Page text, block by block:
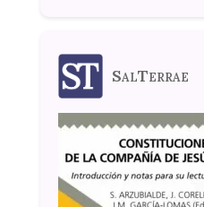
SalTerrae